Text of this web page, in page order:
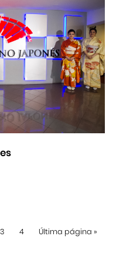
3 4 Última página »